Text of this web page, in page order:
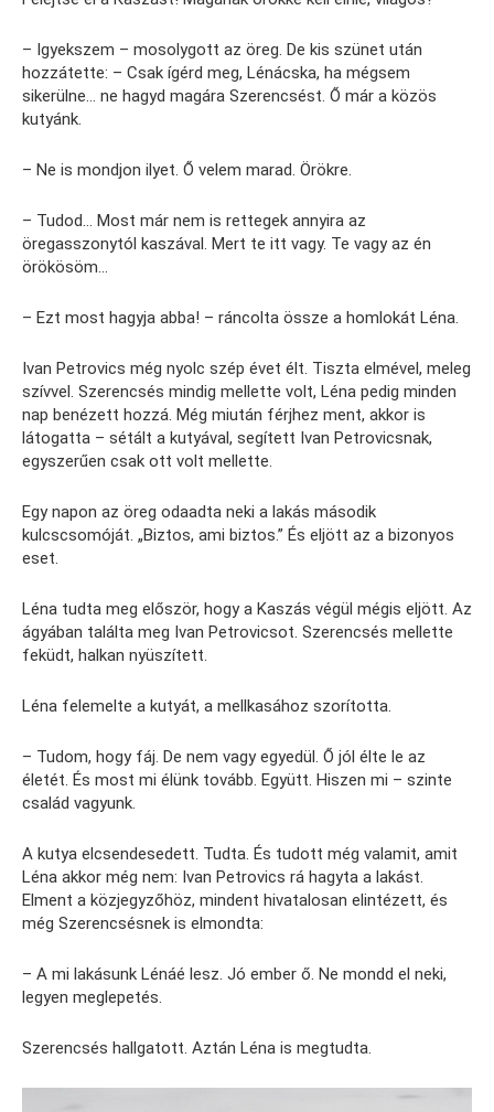
– Igyekszem – mosolygott az öreg. De kis szünet után
hozzátette: – Csak ígérd meg, Lénácska, ha mégsem
sikerülne… ne hagyd magára Szerencsést. Ő már a közös
kutyánk.
– Ne is mondjon ilyet. Ő velem marad. Örökre.
– Tudod… Most már nem is rettegek annyira az
öregasszonytól kaszával. Mert te itt vagy. Te vagy az én
örökösöm…
– Ezt most hagyja abba! – ráncolta össze a homlokát Léna.
Ivan Petrovics még nyolc szép évet élt. Tiszta elmével, meleg
szívvel. Szerencsés mindig mellette volt, Léna pedig minden
nap benézett hozzá. Még miután férjhez ment, akkor is
látogatta – sétált a kutyával, segített Ivan Petrovicsnak,
egyszerűen csak ott volt mellette.
Egy napon az öreg odaadta neki a lakás második
kulcscsomóját. „Biztos, ami biztos.” És eljött az a bizonyos
eset.
Léna tudta meg először, hogy a Kaszás végül mégis eljött. Az
ágyában találta meg Ivan Petrovicsot. Szerencsés mellette
feküdt, halkan nyüszített.
Léna felemelte a kutyát, a mellkasához szorította.
– Tudom, hogy fáj. De nem vagy egyedül. Ő jól élte le az
életét. És most mi élünk tovább. Együtt. Hiszen mi – szinte
család vagyunk.
A kutya elcsendesedett. Tudta. És tudott még valamit, amit
Léna akkor még nem: Ivan Petrovics rá hagyta a lakást.
Elment a közjegyzőhöz, mindent hivatalosan elintézett, és
még Szerencsésnek is elmondta:
– A mi lakásunk Lénáé lesz. Jó ember ő. Ne mondd el neki,
legyen meglepetés.
Szerencsés hallgatott. Aztán Léna is megtudta.